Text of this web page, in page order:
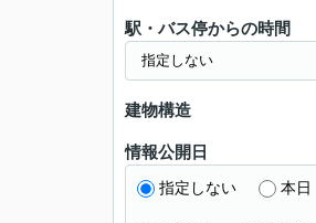
駅・バス停からの時間
建物構造
情報公開日
指定しない 本日